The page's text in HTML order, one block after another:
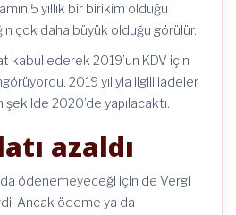
5 yıllık bir birikim olduğu
çok daha büyük olduğu görülür.
kabul ederek 2019’un KDV için
2019 yılıyla ilgili iadeler
2020’de yapılacaktı.
azaldı
ödenemeyeceği için de Vergi
Ancak ödeme ya da